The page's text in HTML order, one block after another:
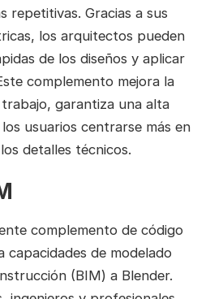
repetitivas. Gracias a sus
los arquitectos pueden
de los diseños y aplicar
complemento mejora la
garantiza una alta
usuarios centrarse más en
detalles técnicos.
complemento de código
de modelado
(BIM) a Blender.